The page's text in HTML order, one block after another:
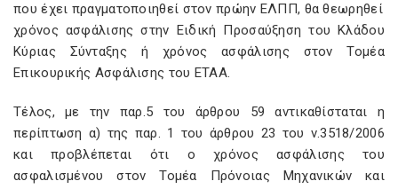
που έχει πραγματοποιηθεί στον πρώην ΕΛΠΠ, θα θεωρηθεί
χρόνος ασφάλισης στην Ειδική Προσαύξηση του Κλάδου
Κύριας Σύνταξης ή χρόνος ασφάλισης στον Τομέα
Επικουρικής Ασφάλισης του ΕΤΑΑ.
Τέλος, με την παρ.5 του άρθρου 59 αντικαθίσταται η
περίπτωση α) της παρ. 1 του άρθρου 23 του ν.3518/2006
και προβλέπεται ότι ο χρόνος ασφάλισης του
ασφαλισμένου στον Τομέα Πρόνοιας Μηχανικών και